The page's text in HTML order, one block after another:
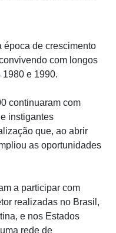
época de crescimento
com longos
1980 e 1990.
continuaram com
instigantes
que, ao abrir
as oportunidades
a participar com
realizadas no Brasil,
e nos Estados
rede de